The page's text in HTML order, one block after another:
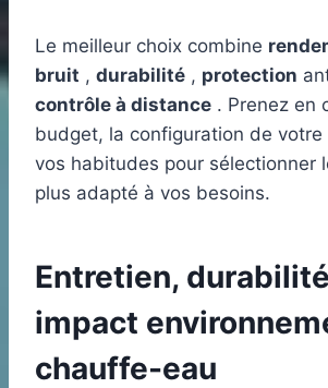
Le meilleur choix combine
bruit , durabilité , protection
contrôle à distance . Prenez en
budget, la configuration de
vos habitudes pour sélectionner
plus adapté à vos besoins.
Entretien,
impact
chauffe-eau